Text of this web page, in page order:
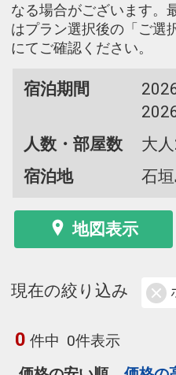
なる場合がございます。
はプラン選択後の「ご選
にてご確認ください。
宿泊期間
人数・部屋数
大
宿泊地
石
地図表示
現在の絞り込み
0 件中 0件表示